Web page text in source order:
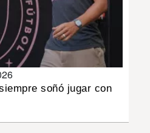
soñó jugar con